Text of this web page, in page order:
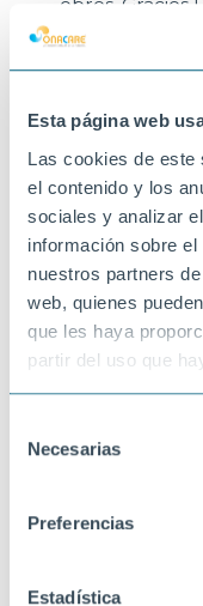
Esta página web
Las cookies de este
el contenido y los
sociales y analizar
información sobre
nuestros partners
web, quienes
que les haya
partir del uso que
Necesarias
Preferencias
Estadística
29-06-2026
SANT JOAN